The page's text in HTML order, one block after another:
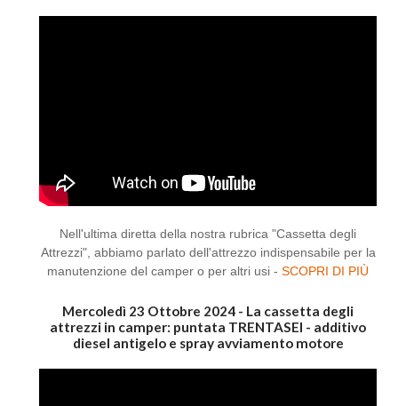
Nell'ultima diretta della nostra rubrica "Cassetta degli
Attrezzi", abbiamo parlato dell'attrezzo indispensabile per la
manutenzione del camper o per altri usi - SCOPRI DI PIÙ
Mercoledì 23 Ottobre 2024 - La cassetta degli
attrezzi in camper: puntata TRENTASEI - additivo
diesel antigelo e spray avviamento motore